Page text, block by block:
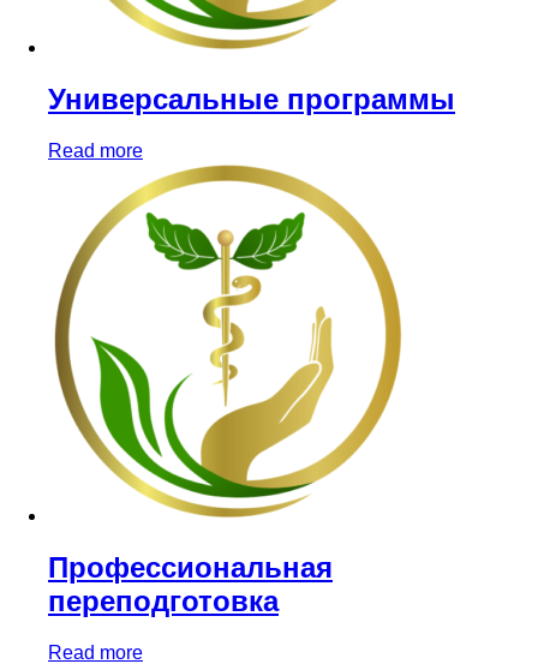
Универсальные программы
Read more
Профессиональная
переподготовка
Read more